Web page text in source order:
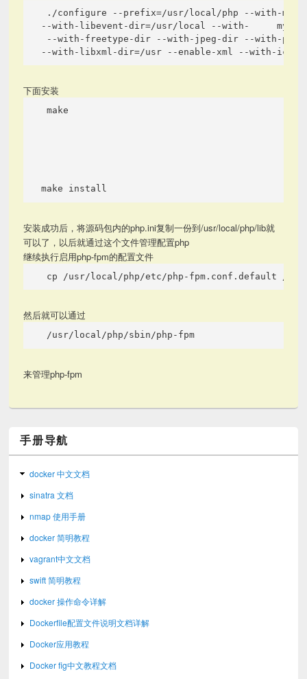
./configure --prefix=/usr/local/php --with-
--with-libevent-dir=/usr/local --with-
--with-freetype-dir --with-jpeg-dir --with-
--with-libxml-dir=/usr --enable-xml --with-
下面安装
make
make install
安装成功后，将源码包内的php.ini复制一份到/usr/local/php/lib就
可以了，以后就通过这个文件管理配置php
继续执行启用php-fpm的配置文件
cp /usr/local/php/etc/php-fpm.conf.default /
然后就可以通过
/usr/local/php/sbin/php-fpm
来管理php-fpm
手册导航
docker 中文文档
sinatra 文档
nmap 使用手册
docker 简明教程
vagrant中文文档
swift 简明教程
docker 操作命令详解
Dockerfile配置文件说明文档详解
Docker应用教程
Docker fig中文教程文档